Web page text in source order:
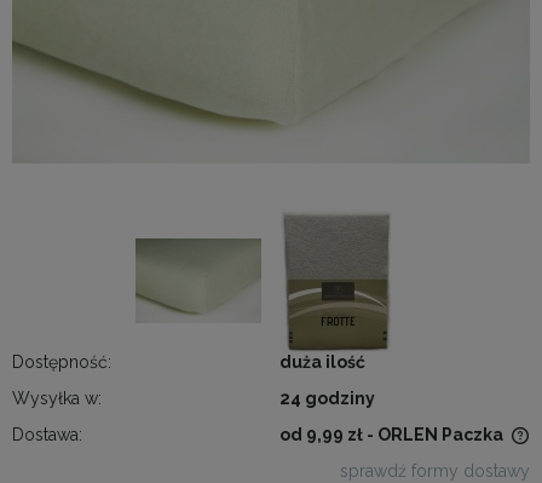
Dostępność:
duża ilość
Wysyłka w:
24 godziny
Dostawa:
od 9,99 zł - ORLEN Paczka
sprawdź formy dostawy